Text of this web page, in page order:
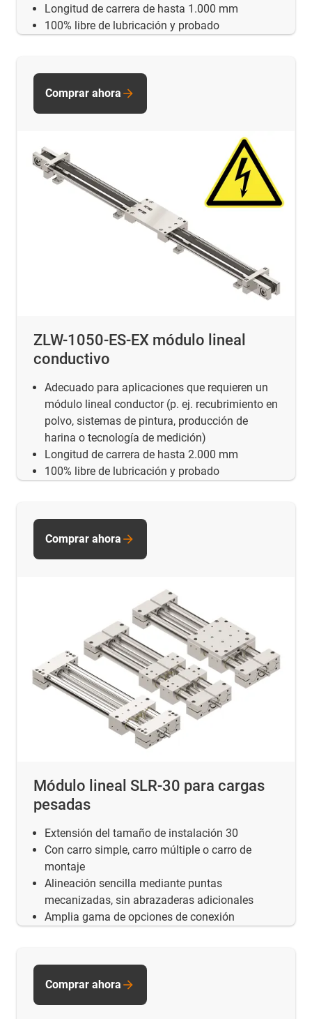
Longitud de carrera de hasta 1.000 mm
100% libre de lubricación y probado
ZLW-1050-ES-EX módulo lineal
conductivo
Adecuado para aplicaciones que requieren un
módulo lineal conductor (p. ej. recubrimiento en
polvo, sistemas de pintura, producción de
harina o tecnología de medición)
Longitud de carrera de hasta 2.000 mm
100% libre de lubricación y probado
Comprar ahora
Módulo lineal SLR-30 para cargas
pesadas
Extensión del tamaño de instalación 30
Con carro simple, carro múltiple o carro de
montaje
Alineación sencilla mediante puntas
mecanizadas, sin abrazaderas adicionales
Amplia gama de opciones de conexión
Comprar ahora
Comprar ahora